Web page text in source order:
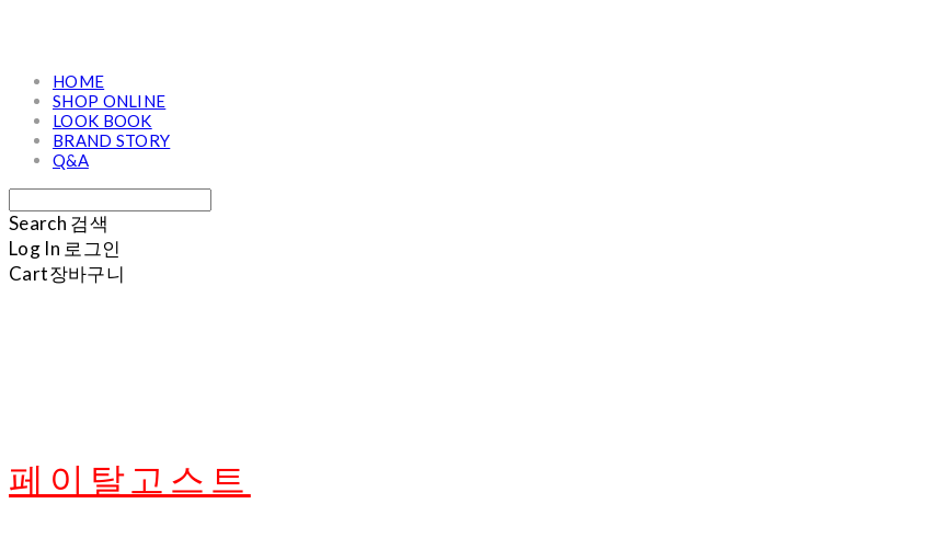
HOME
SHOP ONLINE
LOOK BOOK
BRAND STORY
Q&A
Search 검색
Log In 로그인
Cart장바구니
페이탈고스트